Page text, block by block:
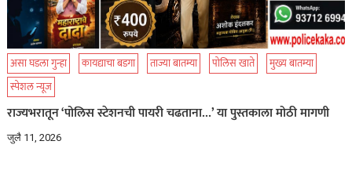
असा घडला गुन्हा कायद्याचा बडगा ताज्या बातम्या पोलिस खाते
मुख्य बातम्या
स्पेशल न्यूज
राज्यभरातून ‘पोलिस स्टेशनची पायरी चढताना…’ या पुस्तकाला मोठी मागणी
जुलै 11, 2026